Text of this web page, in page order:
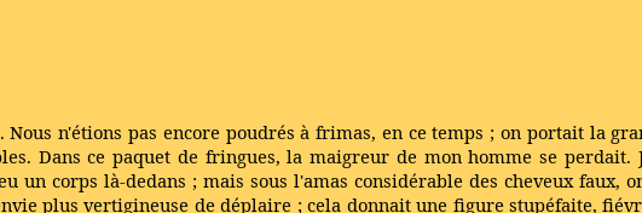
Nous n'étions pas encore poudrés à frimas, en ce temps ; on portait la
Dans ce paquet de fringues, la maigreur de mon homme se
corps là-dedans ; mais sous l'amas considérable des cheveux faux,
plus vertigineuse de déplaire ; cela donnait une figure stupéfaite,